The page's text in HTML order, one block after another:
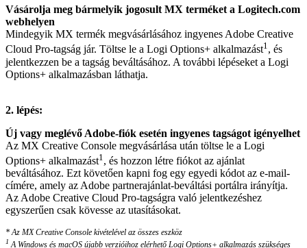
Vásárolja meg bármelyik jogosult MX terméket a Logitech.com
webhelyen
Mindegyik MX termék megvásárlásához ingyenes Adobe Creative
Cloud Pro-tagság jár. Töltse le a Logi Options+ alkalmazást1, és
jelentkezzen be a tagság beváltásához. A további lépéseket a Logi
Options+ alkalmazásban láthatja.
2. lépés:
Új vagy meglévő Adobe-fiók esetén ingyenes tagságot igényelhet
Az MX Creative Console megvásárlása után töltse le a Logi
Options+ alkalmazást1 , és hozzon létre fiókot az ajánlat
beváltásához. Ezt követően kapni fog egy egyedi kódot az e-mail-
címére, amely az Adobe partnerajánlat-beváltási portálra irányítja.
Az Adobe Creative Cloud Pro-tagságra való jelentkezéshez
egyszerűen csak kövesse az utasításokat.
* Az MX Creative Console kivételével az összes eszköz
1 A Windows és macOS újabb verzióihoz elérhető Logi Options+ alkalmazás szükséges